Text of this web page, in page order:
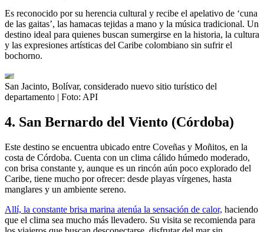
Es reconocido por su herencia cultural y recibe el apelativo de ‘cuna
de las gaitas’, las hamacas tejidas a mano y la música tradicional. Un
destino ideal para quienes buscan sumergirse en la historia, la cultura
y las expresiones artísticas del Caribe colombiano sin sufrir el
bochorno.
San Jacinto, Bolívar, considerado nuevo sitio turístico del
departamento | Foto: API
4. San Bernardo del Viento (Córdoba)
Este destino se encuentra ubicado entre Coveñas y Moñitos, en la
costa de Córdoba. Cuenta con un clima cálido húmedo moderado,
con brisa constante y, aunque es un rincón aún poco explorado del
Caribe, tiene mucho por ofrecer: desde playas vírgenes, hasta
manglares y un ambiente sereno.
Allí, la constante brisa marina atenúa la sensación de calor, haciendo
que el clima sea mucho más llevadero. Su visita se recomienda para